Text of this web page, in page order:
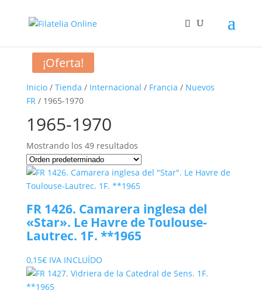
Inicio/ Tienda / Internacional / Francia / Nuevos
FR/ 1965-1970
1965-1970
Mostrando los 49 resultados
FR 1426. Camarera inglesa del
«Star». Le Havre de Toulouse-
Lautrec. 1F. **1965
0,15€ IVA INCLUÍDO
¡Oferta!